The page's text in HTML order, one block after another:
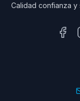
Calidad confianza